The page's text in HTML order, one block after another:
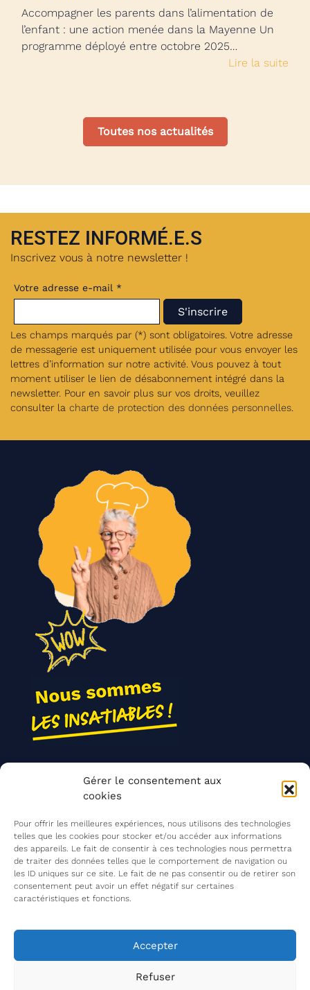
Gérer le consentement aux
cookies
Pour offrir les meilleures expériences, nous utilisons des technologies
telles que les cookies pour stocker et/ou accéder aux informations
des appareils. Le fait de consentir à ces technologies nous permettra
de traiter des données telles que le comportement de navigation ou
les ID uniques sur ce site. Le fait de ne pas consentir ou de retirer son
consentement peut avoir un effet négatif sur certaines
caractéristiques et fonctions.
Accepter
Refuser
Accompagner les parents dans l’alimentation de
l’enfant : une action menée dans la Mayenne Un
programme déployé entre octobre 2025…
Lire la suite
Toutes nos actualités
RESTEZ INFORMÉ.E.S
Inscrivez vous à notre newsletter !
Votre adresse e-mail *
Les champs marqués par (*) sont obligatoires. Votre adresse
de messagerie est uniquement utilisée pour vous envoyer les
lettres d’information sur notre activité. Vous pouvez à tout
moment utiliser le lien de désabonnement intégré dans la
newsletter. Pour en savoir plus sur vos droits, veuillez
consulter la charte de protection des données personnelles
Agir ensemble
Mentions légales
Politique de confidentialité
Les Insatiables, une association du